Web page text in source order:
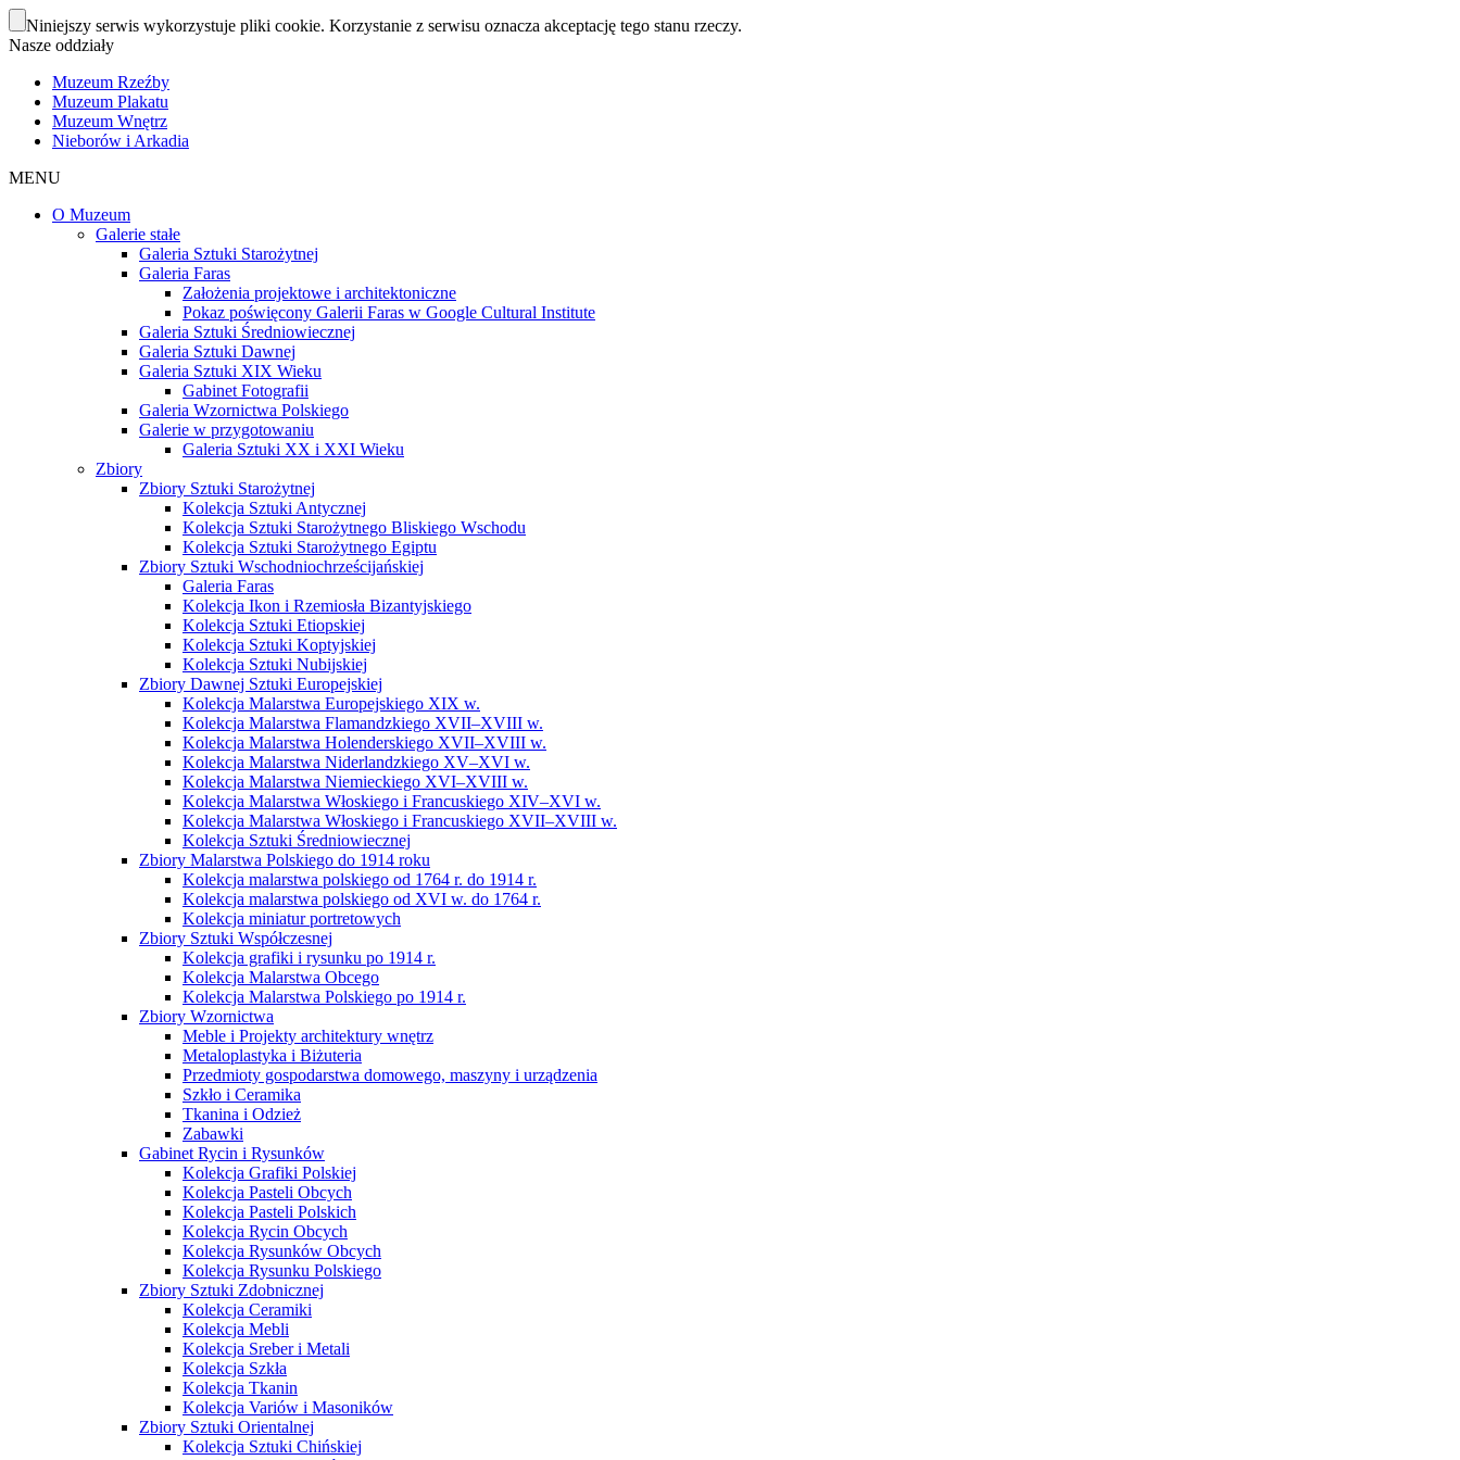
Niniejszy serwis wykorzystuje pliki cookie. Korzystanie z serwisu oznacza akceptację tego stanu rzeczy.
Nasze oddziały
Muzeum Rzeźby
Muzeum Plakatu
Muzeum Wnętrz
Nieborów i Arkadia
MENU
O Muzeum
Galerie stałe
Galeria Sztuki Starożytnej
Galeria Faras
Założenia projektowe i architektoniczne
Pokaz poświęcony Galerii Faras w Google Cultural Institute
Galeria Sztuki Średniowiecznej
Galeria Sztuki Dawnej
Galeria Sztuki XIX Wieku
Gabinet Fotografii
Galeria Wzornictwa Polskiego
Galerie w przygotowaniu
Galeria Sztuki XX i XXI Wieku
Zbiory
Zbiory Sztuki Starożytnej
Kolekcja Sztuki Antycznej
Kolekcja Sztuki Starożytnego Bliskiego Wschodu
Kolekcja Sztuki Starożytnego Egiptu
Zbiory Sztuki Wschodniochrześcijańskiej
Galeria Faras
Kolekcja Ikon i Rzemiosła Bizantyjskiego
Kolekcja Sztuki Etiopskiej
Kolekcja Sztuki Koptyjskiej
Kolekcja Sztuki Nubijskiej
Zbiory Dawnej Sztuki Europejskiej
Kolekcja Malarstwa Europejskiego XIX w.
Kolekcja Malarstwa Flamandzkiego XVII–XVIII w.
Kolekcja Malarstwa Holenderskiego XVII–XVIII w.
Kolekcja Malarstwa Niderlandzkiego XV–XVI w.
Kolekcja Malarstwa Niemieckiego XVI–XVIII w.
Kolekcja Malarstwa Włoskiego i Francuskiego XIV–XVI w.
Kolekcja Malarstwa Włoskiego i Francuskiego XVII–XVIII w.
Kolekcja Sztuki Średniowiecznej
Zbiory Malarstwa Polskiego do 1914 roku
Kolekcja malarstwa polskiego od 1764 r. do 1914 r.
Kolekcja malarstwa polskiego od XVI w. do 1764 r.
Kolekcja miniatur portretowych
Zbiory Sztuki Współczesnej
Kolekcja grafiki i rysunku po 1914 r.
Kolekcja Malarstwa Obcego
Kolekcja Malarstwa Polskiego po 1914 r.
Zbiory Wzornictwa
Meble i Projekty architektury wnętrz
Metaloplastyka i Biżuteria
Przedmioty gospodarstwa domowego, maszyny i urządzenia
Szkło i Ceramika
Tkanina i Odzież
Zabawki
Gabinet Rycin i Rysunków
Kolekcja Grafiki Polskiej
Kolekcja Pasteli Obcych
Kolekcja Pasteli Polskich
Kolekcja Rycin Obcych
Kolekcja Rysunków Obcych
Kolekcja Rysunku Polskiego
Zbiory Sztuki Zdobnicznej
Kolekcja Ceramiki
Kolekcja Mebli
Kolekcja Sreber i Metali
Kolekcja Szkła
Kolekcja Tkanin
Kolekcja Variów i Masoników
Zbiory Sztuki Orientalnej
Kolekcja Sztuki Chińskiej